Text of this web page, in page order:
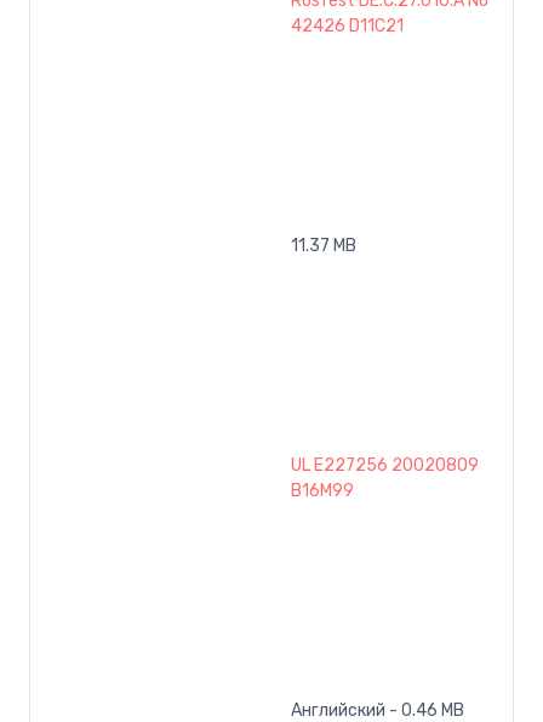
42426 D11C21
11.37 MB
UL E227256 20020809
B16M99
Английский - 0.46 MB